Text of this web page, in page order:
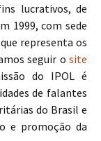
lucrativos, de
1999, com sede
representa os
seguir o site
do IPOL é
de falantes
do Brasil e
e promoção da